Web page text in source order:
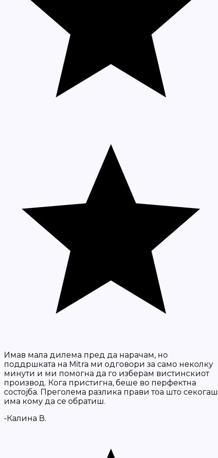
Имав мала дилема пред да нарачам, но
поддршката на Mitra ми одговори за само неколку
минути и ми помогна да го изберам вистинскиот
производ. Кога пристигна, беше во перфектна
состојба. Преголема разлика прави тоа што секогаш
има кому да се обратиш.
-Калина В.